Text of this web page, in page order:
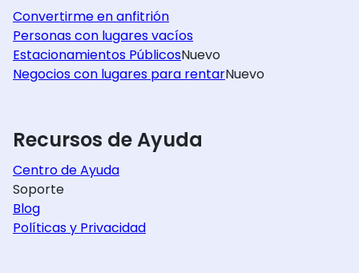
Convertirme en anfitrión
Personas con lugares vacíos
Estacionamientos PúblicosNuevo
Negocios con lugares para rentarNuevo
Recursos de Ayuda
Centro de Ayuda
Soporte
Blog
Políticas y Privacidad